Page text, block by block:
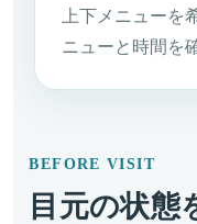
上下メニューを
ニューと時間を
BEFORE VISIT
目元の状態